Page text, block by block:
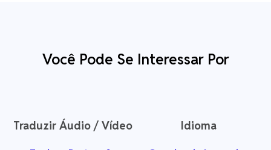
Você Pode Se Interessar Por
Traduzir Áudio / Vídeo Idioma